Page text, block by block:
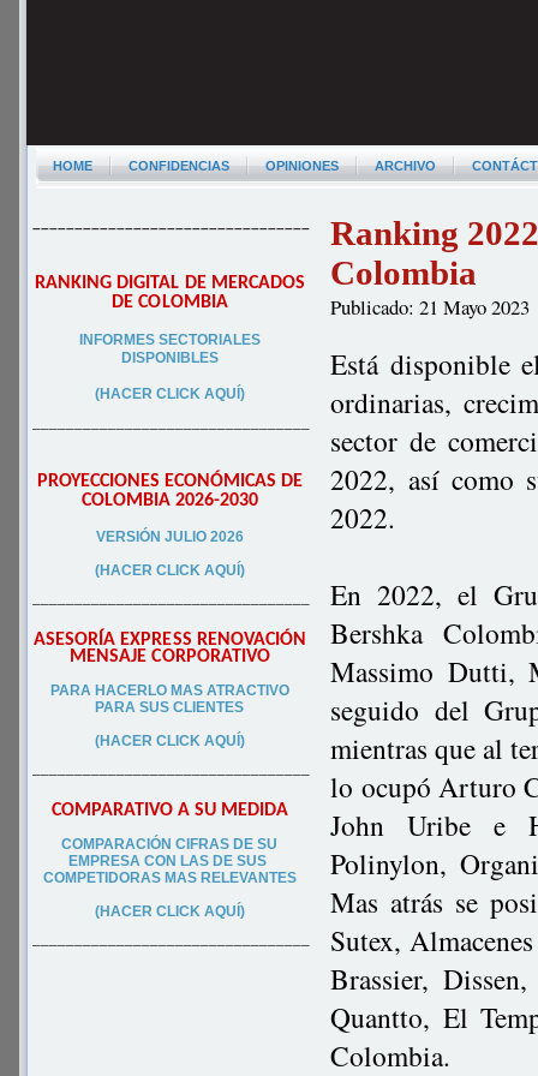
HOME CONFIDENCIAS OPINIONES ARCHIVO
–––––––––––––––––––––––––––––––––
RANKING DIGITAL DE MERCADOS
DE COLOMBIA
INFORMES SECTORIALES
DISPONIBLES
(HACER CLICK AQUÍ)
–––––––––––––––––––––––––––––––––
PROYECCIONES ECONÓMICAS DE
COLOMBIA 2026-2030
VERSIÓN JULIO 2026
(HACER CLICK AQUÍ)
–––––––––––––––––––––––––––––––––
ASESORÍA EXPRESS RENOVACIÓN
MENSAJE CORPORATIVO
PARA HACERLO MAS ATRACTIVO
PARA SUS CLIENTES
(HACER CLICK AQUÍ)
–––––––––––––––––––––––––––––––––
COMPARATIVO A SU MEDIDA
COMPARACIÓN CIFRAS DE SU
EMPRESA CON LAS DE SUS
COMPETIDORAS MAS RELEVANTES
(HACER CLICK AQUÍ)
–––––––––––––––––––––––––––––––––
Ranking
Colombia
Publicado: 21 Mayo 2023
Está disponible
ordinarias,
sector de
2022, así como
2022.
En 2022, el
Bershka
Massimo Dutti,
seguido del
mientras que al
lo ocupó Arturo
John Uribe e
Polinylon,
Mas atrás se
Sutex,
Brassier,
Quantto, El
Colombia.